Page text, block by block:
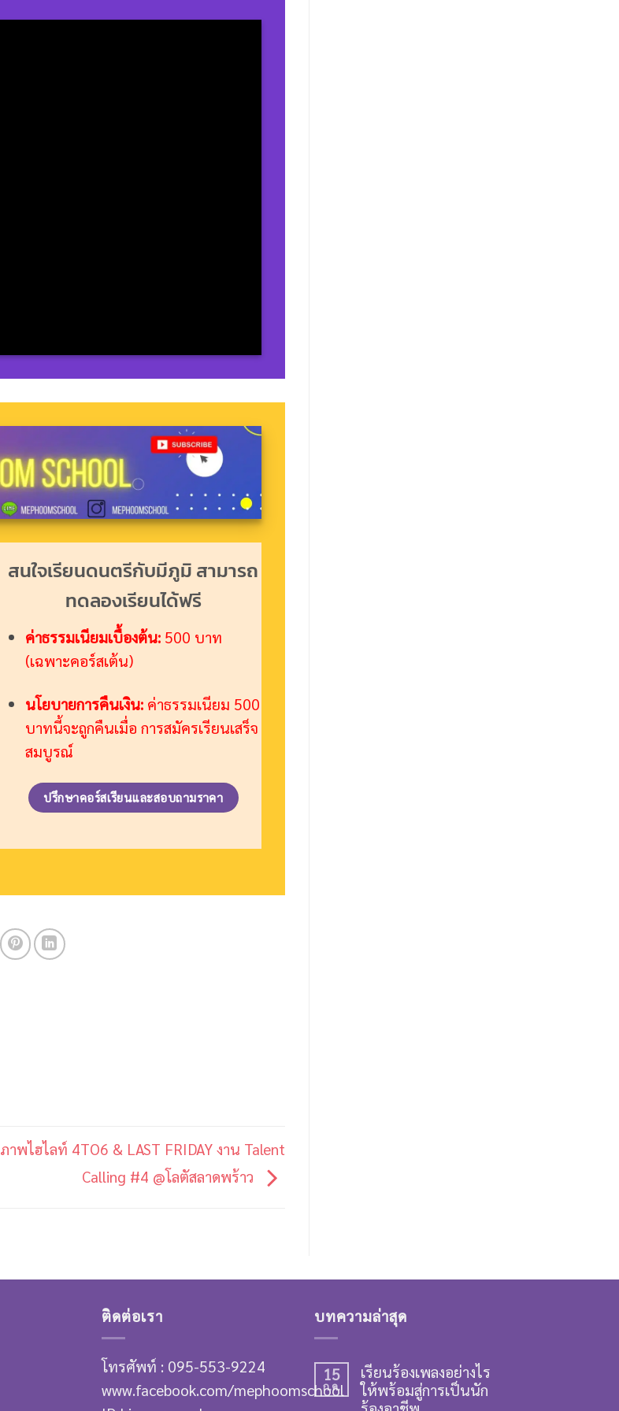
สนใจเรียนดนตรีกับมีภูมิ สามารถ
ทดลองเรียนได้ฟรี
ค่าธรรมเนียมเบื้องต้น: 500 บาท
(เฉพาะคอร์สเต้น)
นโยบายการคืนเงิน: ค่าธรรมเนียม 500
บาทนี้จะถูกคืนเมื่อ การสมัครเรียนเสร็จ
สมบูรณ์
ปรึกษาคอร์สเรียนและสอบถามราคา
ภาพไฮไลท์ 4TO6 & LAST FRIDAY งาน Talent
Calling #4 @โลตัสลาดพร้าว
ติดต่อเรา
โทรศัพท์ : 095-553-9224
www.facebook.com/mephoomschool
บทความล่าสุด
15
ก.ค.
เรียนร้องเพลงอย่างไร
ให้พร้อมสู่การเป็นนัก